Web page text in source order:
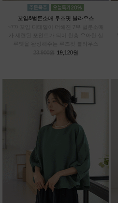
꼬임&벌룬소매 루즈핏 블라우스
~77/ 꼬임 디테일이 더해진 7부 벌룬소매
가 세련된 포인트가 되어 한층 우아한 실
루엣을 완성해주는 루즈핏 블라우스
23,900원 19,120원